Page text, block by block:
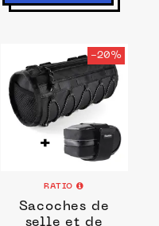
-20%
RATIO
Sacoches de
selle et de